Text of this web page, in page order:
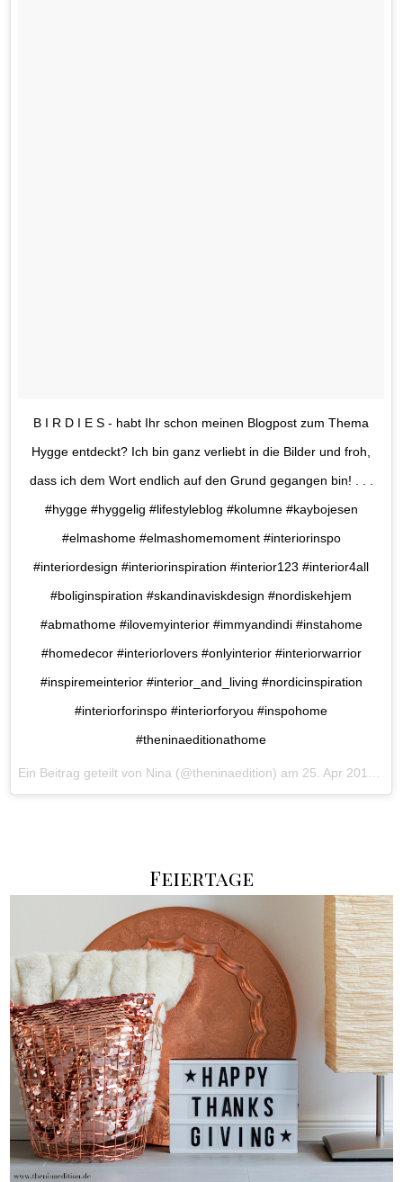
B I R D I E S - habt Ihr schon meinen Blogpost zum Thema
Hygge entdeckt? Ich bin ganz verliebt in die Bilder und froh,
dass ich dem Wort endlich auf den Grund gegangen bin! . . .
#hygge #hyggelig #lifestyleblog #kolumne #kaybojesen
#elmashome #elmashomemoment #interiorinspo
#interiordesign #interiorinspiration #interior123 #interior4all
#boliginspiration #skandinaviskdesign #nordiskehjem
#abmathome #ilovemyinterior #immyandindi #instahome
#homedecor #interiorlovers #onlyinterior #interiorwarrior
#inspiremeinterior #interior_and_living #nordicinspiration
#interiorforinspo #interiorforyou #inspohome
#theninaeditionathome
Ein Beitrag geteilt von Nina (@theninaedition) am 25. Apr 2017 um 11:33 Uhr
Feiertage